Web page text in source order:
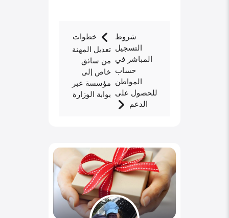
خطوات
تعديل المهنة
من سائق
خاص إلى
مؤسسة عبر
بوابة الوزارة
شروط
التسجيل
المباشر في
حساب
المواطن
للحصول على
الدعم